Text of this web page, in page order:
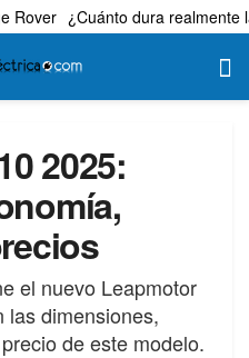
Rover ¿Cuánto dura realmente
2025:
el nuevo Leapmotor
las dimensiones,
de este modelo.